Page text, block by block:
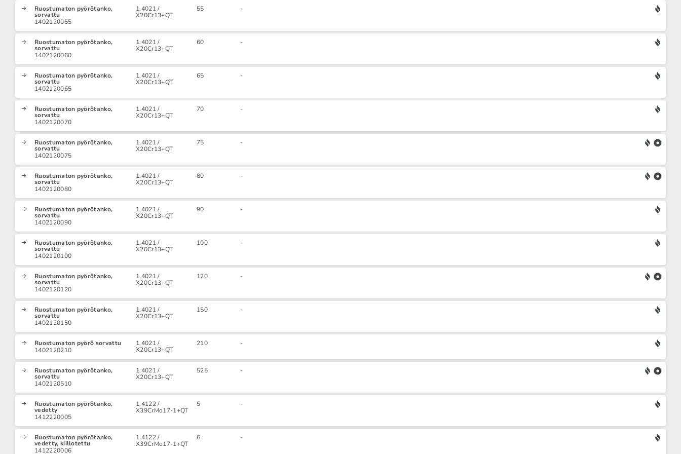
Ruostumaton pyörötanko,
sorvattu
1402120055
1.4021 /
X20Cr13+QT
55 -
Ruostumaton pyörötanko,
sorvattu
1402120060
1.4021 /
X20Cr13+QT
60 -
Ruostumaton pyörötanko,
sorvattu
1402120065
1.4021 /
X20Cr13+QT
65 -
Ruostumaton pyörötanko,
sorvattu
1402120070
1.4021 /
X20Cr13+QT
70 -
Ruostumaton pyörötanko,
sorvattu
1402120075
1.4021 /
X20Cr13+QT
75 -
Ruostumaton pyörötanko,
sorvattu
1402120080
1.4021 /
X20Cr13+QT
80 -
Ruostumaton pyörötanko,
sorvattu
1402120090
1.4021 /
X20Cr13+QT
90 -
Ruostumaton pyörötanko,
sorvattu
1402120100
1.4021 /
X20Cr13+QT
100 -
Ruostumaton pyörötanko,
sorvattu
1402120120
1.4021 /
X20Cr13+QT
120 -
Ruostumaton pyörötanko,
sorvattu
1402120150
1.4021 /
X20Cr13+QT
150 -
Ruostumaton pyörö sorvattu
1402120210
1.4021 /
X20Cr13+QT
210 -
Ruostumaton pyörötanko,
sorvattu
1402120510
1.4021 /
X20Cr13+QT
525 -
Ruostumaton pyörötanko,
vedetty
1412220005
1.4122 /
X39CrMo17-1+QT
5 -
Ruostumaton pyörötanko,
vedetty, kiillotettu
1412220006
1.4122 /
X39CrMo17-1+QT
6 -